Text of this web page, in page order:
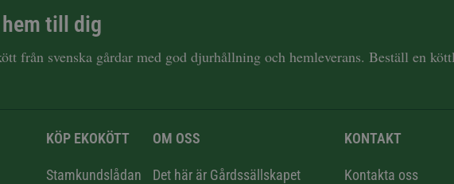
till dig
från svenska gårdar med god djurhållning och hemleverans. Beställ en
KÖP EKOKÖTT
Stamkundslådan
OM OSS
Det här är Gårdssällskapet
KONTAKT
Kontakta oss